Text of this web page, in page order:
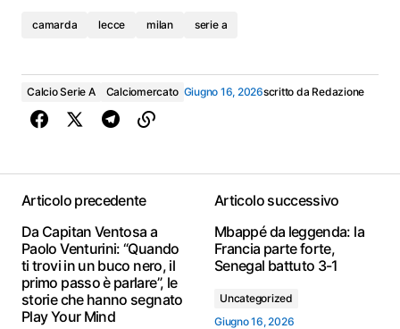
camarda lecce milan serie a
Calcio Serie A Calciomercato Giugno 16, 2026scritto da Redazione
Articolo precedente
Da Capitan Ventosa a
Paolo Venturini: “Quando
ti trovi in un buco nero, il
primo passo è parlare”, le
storie che hanno segnato
Play Your Mind
Articolo successivo
Mbappé da leggenda: la
Francia parte forte,
Senegal battuto 3-1
Uncategorized
Giugno 16, 2026